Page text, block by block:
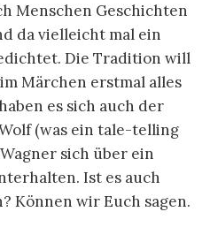
Menschen Geschichten
da vielleicht mal ein
Die Tradition will
Märchen erstmal alles
es sich auch der
(was ein tale-telling
sich über ein
Ist es auch
Können wir Euch sagen.